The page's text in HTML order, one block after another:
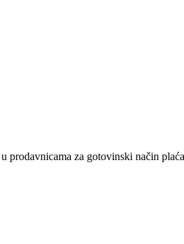
za gotovinski način